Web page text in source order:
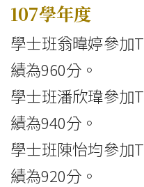
107學年度
學士班翁暐婷參加
績為960分。
學士班潘欣瑋參加
績為940分。
學士班陳怡均參加
績為920分。